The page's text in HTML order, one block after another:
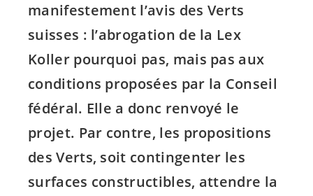
manifestement l’avis des Verts
suisses : l’abrogation de la Lex
Koller pourquoi pas, mais pas aux
conditions proposées par la Conseil
fédéral. Elle a donc renvoyé le
projet. Par contre, les propositions
des Verts, soit contingenter les
surfaces constructibles, attendre la